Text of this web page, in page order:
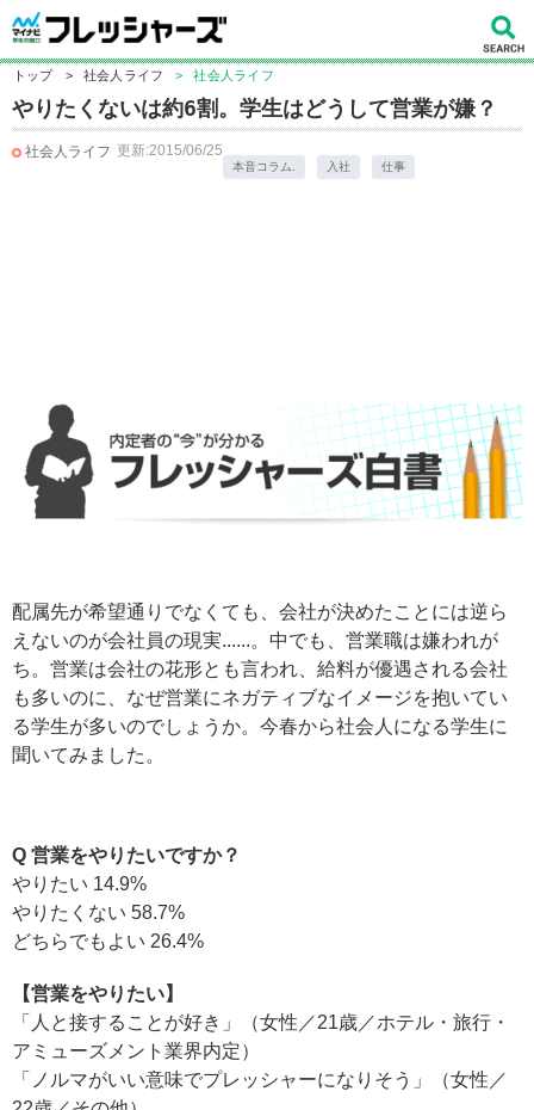
トップ > 社会人ライフ > 社会人ライフ
やりたくないは約6割。学生はどうして営業が嫌？
社会人ライフ 更新:2015/06/25
本音コラム. 入社 仕事
配属先が希望通りでなくても、会社が決めたことには逆ら
えないのが会社員の現実......。中でも、営業職は嫌われが
ち。営業は会社の花形とも言われ、給料が優遇される会社
も多いのに、なぜ営業にネガティブなイメージを抱いてい
る学生が多いのでしょうか。今春から社会人になる学生に
聞いてみました。
Q 営業をやりたいですか？
やりたい 14.9%
やりたくない 58.7%
どちらでもよい 26.4%
【営業をやりたい】
「人と接することが好き」（女性／21歳／ホテル・旅行・
アミューズメント業界内定）
「ノルマがいい意味でプレッシャーになりそう」（女性／